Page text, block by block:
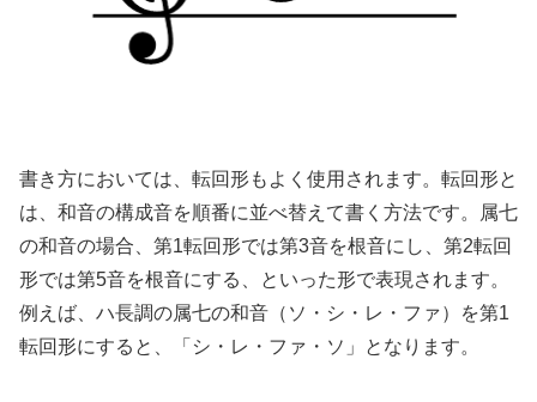
書き方においては、転回形もよく使用されます。転回形と
は、和音の構成音を順番に並べ替えて書く方法です。属七
の和音の場合、第1転回形では第3音を根音にし、第2転回
形では第5音を根音にする、といった形で表現されます。
例えば、ハ長調の属七の和音（ソ・シ・レ・ファ）を第1
転回形にすると、「シ・レ・ファ・ソ」となります。